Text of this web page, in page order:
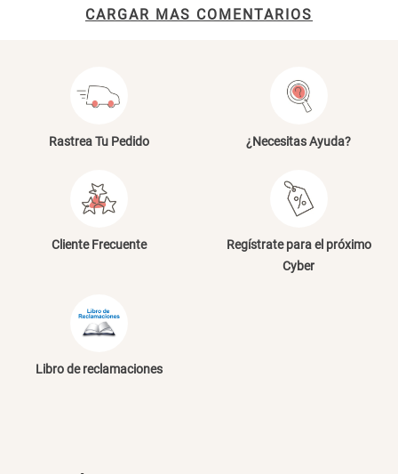
CARGAR MAS COMENTARIOS
Rastrea Tu Pedido ¿Necesitas Ayuda?
Cliente Frecuente
Regístrate para el próximo
Cyber
Libro de reclamaciones
Canasto Bambú
S/ 35.90